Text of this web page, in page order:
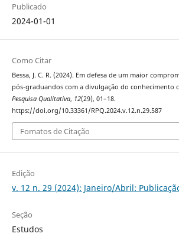
Publicado
2024-01-01
Como Citar
Bessa, J. C. R. (2024). Em defesa de um maior
pós-graduandos com a divulgação do conhecimento
Pesquisa Qualitativa, 12(29), 01–18.
https://doi.org/10.33361/RPQ.2024.v.12.n.29.587
Fomatos de Citação
Edição
v. 12 n. 29 (2024): Janeiro/Abril:
Seção
Estudos